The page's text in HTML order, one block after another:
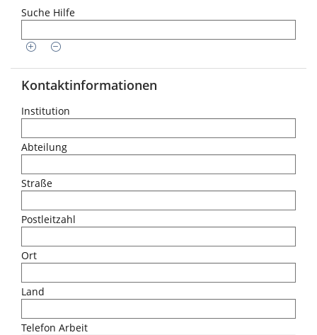
Suche Hilfe
Kontaktinformationen
Institution
Abteilung
Straße
Postleitzahl
Ort
Land
Telefon Arbeit